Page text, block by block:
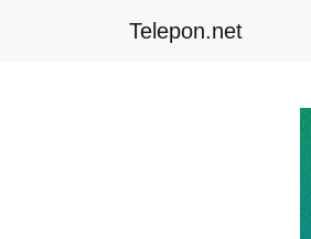
Telepon.net